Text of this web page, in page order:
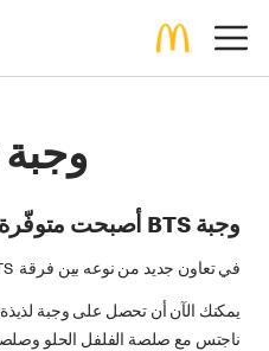
وجبة BTS
وجبة BTS أصبحت متوفّرة الآن*
في تعاون جديد من نوعه بين فرقة BTS الشهيرة وماكدونالدز
ناجتس مع صلصة الفلفل الحلو وصلصة